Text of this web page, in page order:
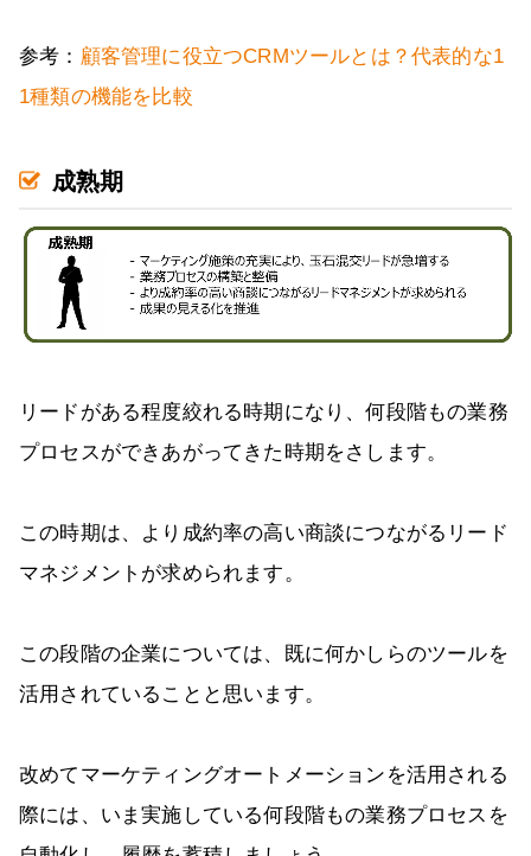
参考： 顧客管理に役立つCRMツールとは？代表的な1
1種類の機能を比較
成熟期
リードがある程度絞れる時期になり、何段階もの業務
プロセスができあがってきた時期をさします。
この時期は、より成約率の高い商談につながるリード
マネジメントが求められます。
この段階の企業については、既に何かしらのツールを
活用されていることと思います。
改めてマーケティングオートメーションを活用される
際には、いま実施している何段階もの業務プロセスを